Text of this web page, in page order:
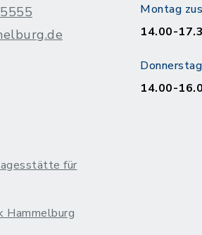
für
Montag
14.00-
14.00-